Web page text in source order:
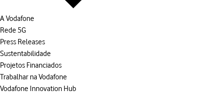
A Vodafone
Rede 5G
Press Releases
Sustentabilidade
Projetos Financiados
Trabalhar na Vodafone
Vodafone Innovation Hub